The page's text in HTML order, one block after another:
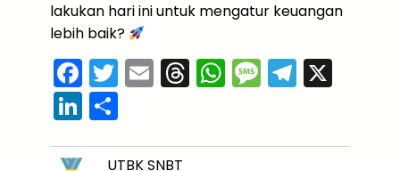
lakukan hari ini untuk mengatur keuangan
lebih baik?
F
a
c
e
T
w
er
E
m
l
T
hr
a
W
h
ts
M
e
s
T
el
gr
Li
n
k ar
UTBK SNBT